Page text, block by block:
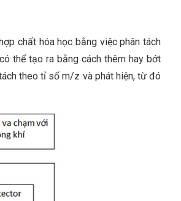
chất hóa học bằng việc phân tách
thể tạo ra bằng cách thêm hay bớt
theo tỉ số m/z và phát hiện, từ đó